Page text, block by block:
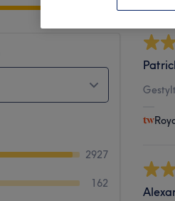
2927
162